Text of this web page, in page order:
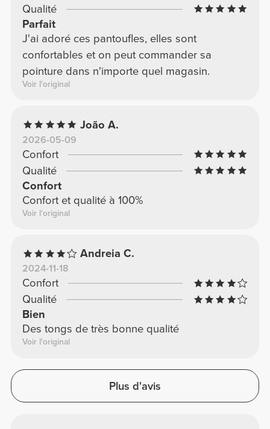
Qualité
Parfait
J'ai adoré ces pantoufles, elles sont
confortables et on peut commander sa
pointure dans n'importe quel magasin.
Voir l'original
João A.
2026-05-09
Confort
Qualité
Confort
Confort et qualité à 100%
Voir l'original
Andreia C.
2024-11-18
Confort
Qualité
Bien
Des tongs de très bonne qualité
Voir l'original
Plus d'avis